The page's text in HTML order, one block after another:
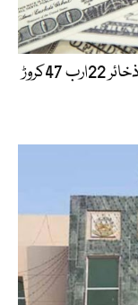
ملکی زرمبادلہ ذخائر میں اضافہ، مجموعی ذخائر 22ارب 47کروڑ